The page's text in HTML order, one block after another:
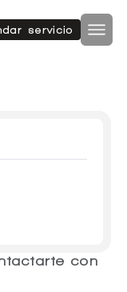
servicio
con